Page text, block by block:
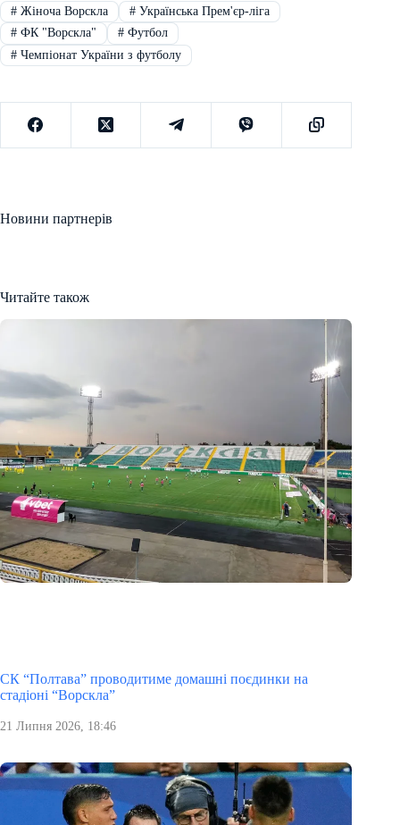
#Жіноча Ворскла #Українська Прем'єр-ліга
#ФК "Ворскла" #Футбол
#Чемпіонат України з футболу
Новини партнерів
Читайте також
СК “Полтава” проводитиме домашні поєдинки на
стадіоні “Ворскла”
21 Липня 2026, 18:46